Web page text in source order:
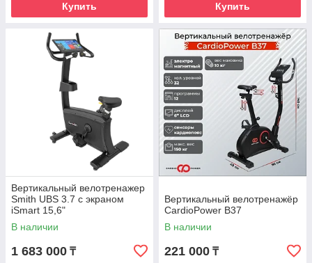
Купить Купить
Вертикальный велотренажер
Smith UBS 3.7 с экраном
iSmart 15,6"
В наличии
1 683 000 ₸
Вертикальный велотренажёр
CardioPower B37
В наличии
221 000 ₸